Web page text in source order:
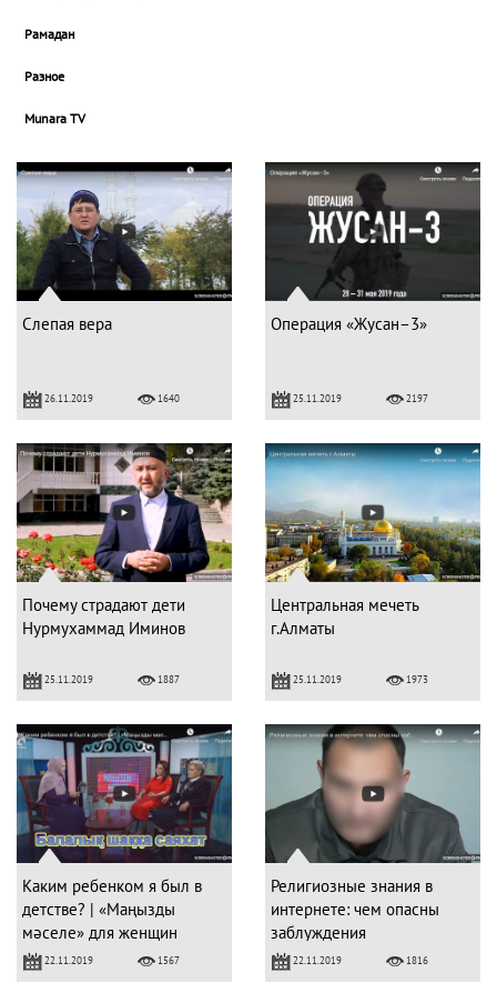
Рамадан
Разное
Munara TV
Слепая вера
26.11.2019 1640
Операция «Жусан–3»
25.11.2019 2197
Почему страдают дети
Нурмухаммад Иминов
25.11.2019 1887
Центральная мечеть
г.Алматы
25.11.2019 1973
Каким ребенком я был в
детстве? | «Маңызды
мәселе» для женщин
22.11.2019 1567
Религиозные знания в
интернете: чем опасны
заблуждения
22.11.2019 1816